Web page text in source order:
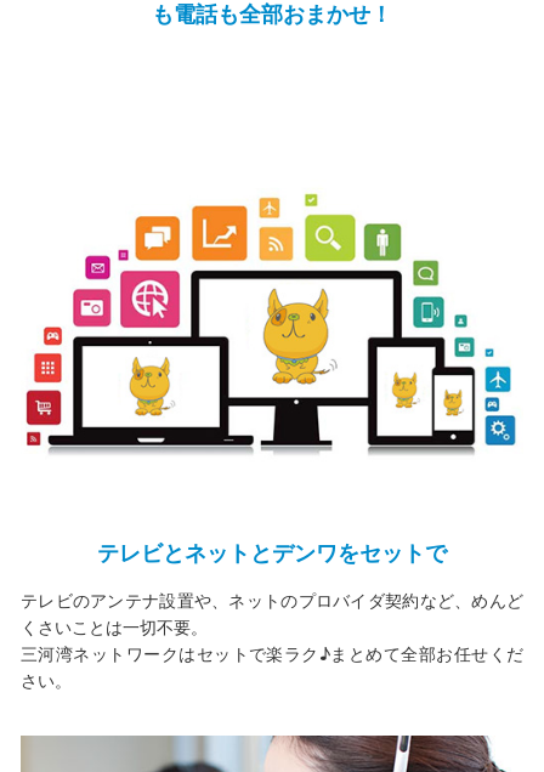
も電話も全部おまかせ！
テレビとネットとデンワをセットで
テレビのアンテナ設置や、ネットのプロバイダ契約など、めんど
くさいことは一切不要。
三河湾ネットワークはセットで楽ラク♪まとめて全部お任せくだ
さい。